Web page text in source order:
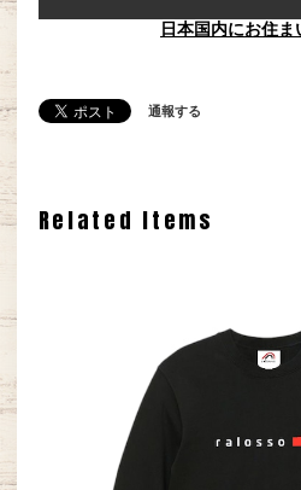
日本国内にお住ま
通報する
Related Items